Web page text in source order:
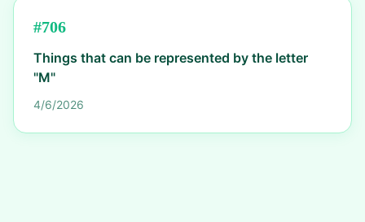
#706
Things that can be represented by the letter
"M"
4/6/2026